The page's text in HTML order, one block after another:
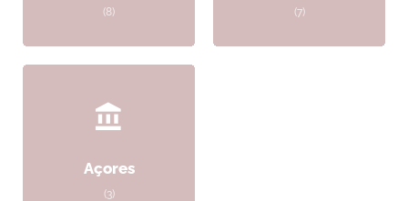
(8) (7)
Açores
(3)